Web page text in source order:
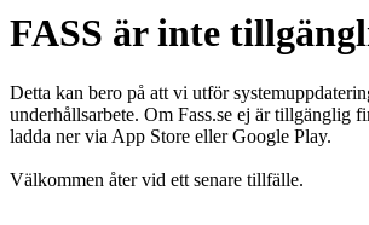
FASS är inte
Detta kan bero på att vi utför
underhållsarbete. Om Fass.se ej är tillgänglig
ladda ner via App Store eller Google Play.
Välkommen åter vid ett senare tillfälle.